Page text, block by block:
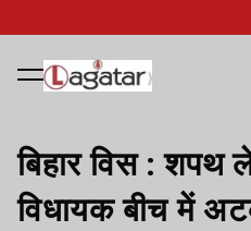
बिहार विस :
विधायक बीच में